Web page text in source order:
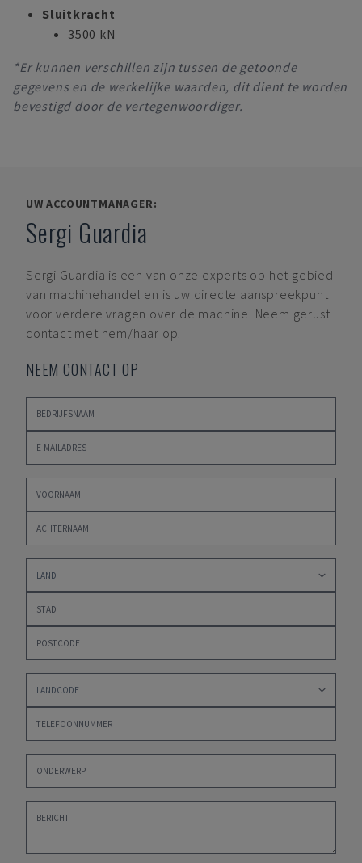
Sluitkracht
3500 kN
*Er kunnen verschillen zijn tussen de getoonde
gegevens en de werkelijke waarden, dit dient te worden
bevestigd door de vertegenwoordiger.
UW ACCOUNTMANAGER:
Sergi Guardia
Sergi Guardia is een van onze experts op het gebied
van machinehandel en is uw directe aanspreekpunt
voor verdere vragen over de machine. Neem gerust
contact met hem/haar op.
NEEM CONTACT OP